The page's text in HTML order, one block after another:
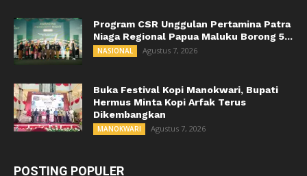
Program CSR Unggulan Pertamina Patra
Niaga Regional Papua Maluku Borong 5...
NASIONAL Agustus 7, 2026
Buka Festival Kopi Manokwari, Bupati
Hermus Minta Kopi Arfak Terus
Dikembangkan
MANOKWARI Agustus 7, 2026
POSTING POPULER